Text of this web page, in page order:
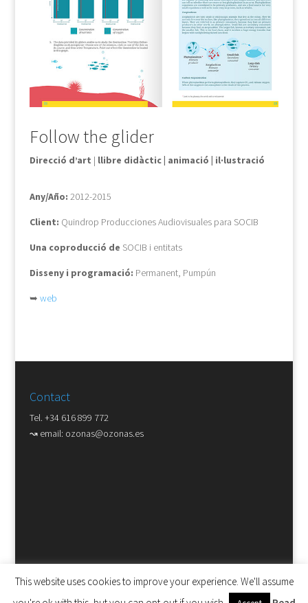
Follow the glider
Direcció d’art | llibre didàctic | animació | il·lustració
Any/Año: 2012-2015
Client: Quindrop Producciones Audiovisuales para SOCIB
Una coproducció de SOCIB i entitats
Disseny i programació: Permanent, Pumpún
➥ web
Contact
Tel. +34 616 899 772
↝ email: ozonas@ozonas.es
This website uses cookies to improve your experience. We'll assume